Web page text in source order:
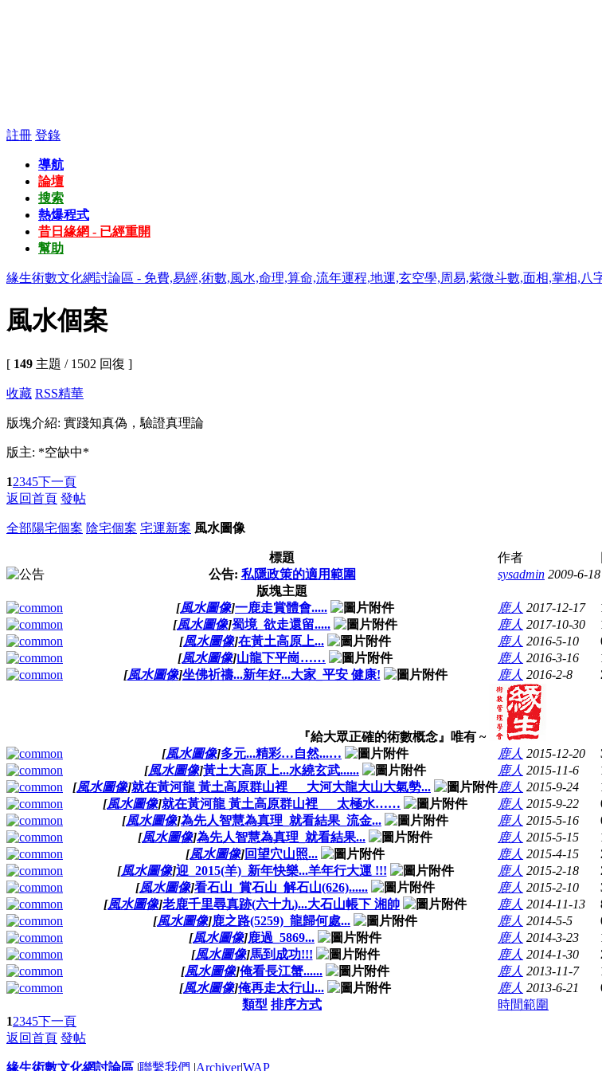
註冊 登錄
導航
論壇
搜索
熱爆程式
昔日緣網 - 已經重開
幫助
緣生術數文化網討論區 - 免費,易經,術數,風水,命理,算命,流年運程,地運,玄空學,周易,紫微斗數,面相,掌相,八
風水個案
[ 149 主題 / 1502 回復 ]
收藏 RSS精華
版塊介紹: 實踐知真偽，驗證真理論
版主: *空缺中*
12345下一頁
返回首頁 發帖
全部陽宅個案 陰宅個案 宅運新案 風水圖像
標題 作者
公告: 私隱政策的適用範圍 sysadmin 2009-6-18
版塊主題
[風水圖像]一鹿走賞體會..... 鹿人 2017-12-17
[風水圖像]蜀境_欲走還留..... 鹿人 2017-10-30
[風水圖像]在黃土高原上... 鹿人 2016-5-10
[風水圖像]山龍下平崗…… 鹿人 2016-3-16
[風水圖像]坐佛祈禱...新年好...大家_平安 健康! 鹿人 2016-2-8
『給大眾正確的術數概念』唯有 ~
[風水圖像]多元...精彩…自然...… 鹿人 2015-12-20
[風水圖像]黃土大高原上...水繞玄武...... 鹿人 2015-11-6
[風水圖像]就在黃河龍 黃土高原群山裡___大河大龍大山大氣勢... 鹿人 2015-9-24
[風水圖像]就在黃河龍 黃土高原群山裡___太極水…… 鹿人 2015-9-22
[風水圖像]為先人智慧為真理_就看結果_流金... 鹿人 2015-5-16
[風水圖像]為先人智慧為真理_就看結果... 鹿人 2015-5-15
[風水圖像]回望穴山照... 鹿人 2015-4-15
[風水圖像]迎_2015(羊)_新年快樂...羊年行大運 !!! 鹿人 2015-2-18
[風水圖像]看石山_賞石山_解石山(626)...... 鹿人 2015-2-10
[風水圖像]老鹿千里尋真跡(六十九)...大石山帳下 湘帥 鹿人 2014-11-13
[風水圖像]鹿之路(5259)_龍歸何處... 鹿人 2014-5-5
[風水圖像]鹿過_5869... 鹿人 2014-3-23
[風水圖像]馬到成功!!! 鹿人 2014-1-30
[風水圖像]俺看長江蟹...... 鹿人 2013-11-7
[風水圖像]俺再走太行山... 鹿人 2013-6-21
類型 排序方式
時間範圍
12345下一頁
返回首頁 發帖
緣生術數文化網討論區 |聯繫我們 |Archiver|WAP